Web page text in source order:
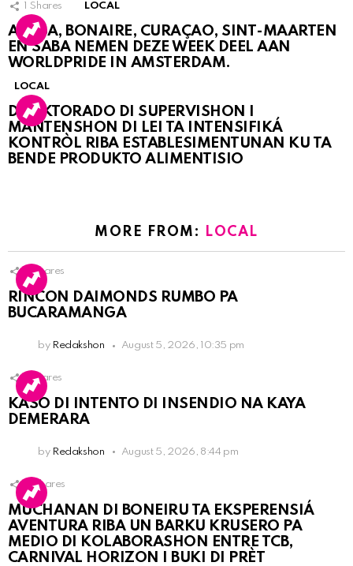
Shares LOCAL
ARUBA, BONAIRE, CURAÇAO, SINT-MAARTEN
EN SABA NEMEN DEZE WEEK DEEL AAN
WORLDPRIDE IN AMSTERDAM.
LOCAL
DIREKTORADO DI SUPERVISHON I
MANTENSHON DI LEI TA INTENSIFIKÁ
KONTRÒL RIBA ESTABLESIMENTUNAN KU TA
BENDE PRODUKTO ALIMENTISIO
MORE FROM: LOCAL
Shares
RINCON DAIMONDS RUMBO PA
BUCARAMANGA
by Redakshon August 5, 2026, 10:35 pm
Shares
KASO DI INTENTO DI INSENDIO NA KAYA
DEMERARA
by Redakshon August 5, 2026, 8:44 pm
Shares
MUCHANAN DI BONEIRU TA EKSPERENSIÁ
AVENTURA RIBA UN BARKU KRUSERO PA
MEDIO DI KOLABORASHON ENTRE TCB,
CARNIVAL HORIZON I BUKI DI PRÈT